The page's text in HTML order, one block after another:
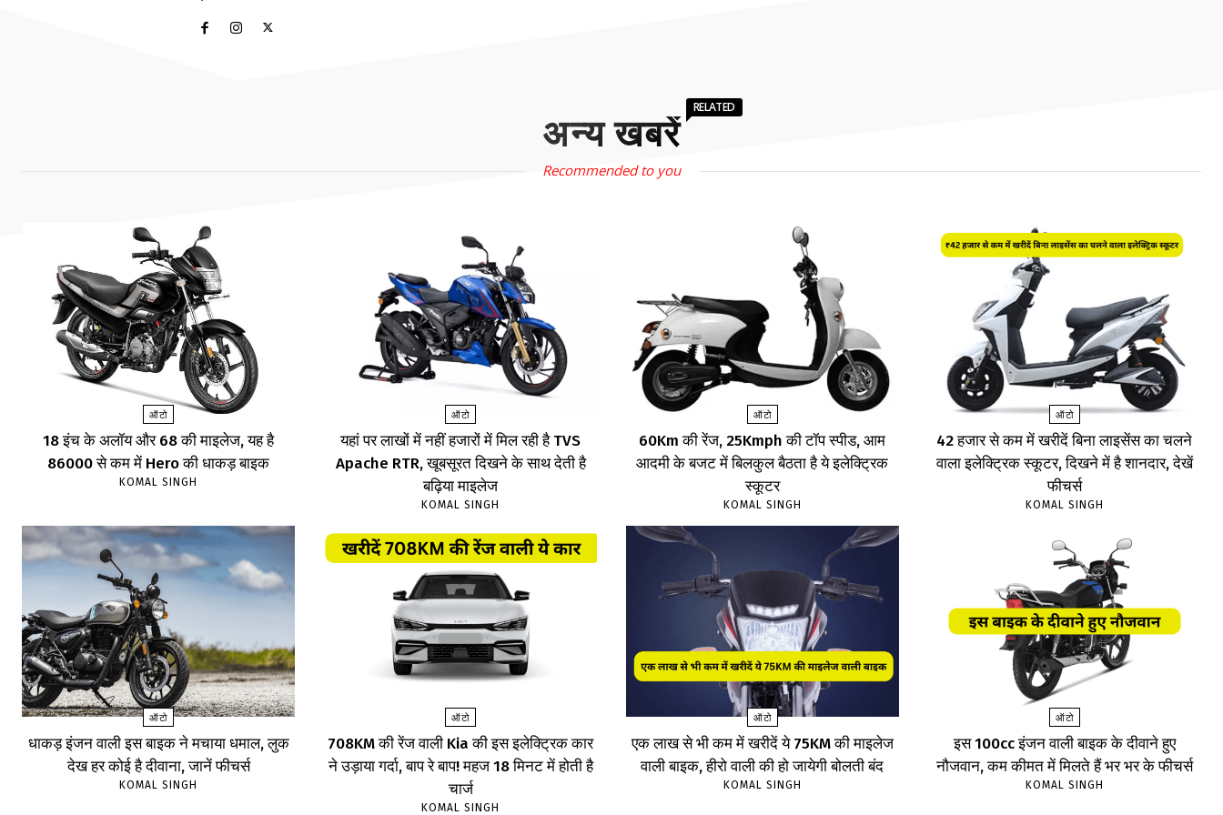
अन्य खबरें
RELATED
Recommended to you
ऑटो
18 इंच के अलॉय और 68 की माइलेज, यह है
86000 से कम में Hero की धाकड़ बाइक
KOMAL SINGH
ऑटो
यहां पर लाखों में नहीं हजारों में मिल रही है TVS
Apache RTR, खूबसूरत दिखने के साथ देती है
बढ़िया माइलेज
KOMAL SINGH
ऑटो
60Km की रेंज, 25Kmph की टॉप स्पीड, आम
आदमी के बजट में बिलकुल बैठता है ये इलेक्ट्रिक
स्कूटर
KOMAL SINGH
ऑटो
₹42 हजार से कम में खरीदें बिना लाइसेंस का चलने
वाला इलेक्ट्रिक स्कूटर, दिखने में है शानदार, देखें
फीचर्स
KOMAL SINGH
ऑटो
धाकड़ इंजन वाली इस बाइक ने मचाया धमाल, लुक
देख हर कोई है दीवाना, जानें फीचर्स
KOMAL SINGH
ऑटो
708KM की रेंज वाली Kia की इस इलेक्ट्रिक कार
ने उड़ाया गर्दा, बाप रे बाप! महज 18 मिनट में होती है
चार्ज
KOMAL SINGH
ऑटो
एक लाख से भी कम में खरीदें ये 75KM की माइलेज
वाली बाइक, हीरो वाली की हो जायेगी बोलती बंद
KOMAL SINGH
ऑटो
इस 100cc इंजन वाली बाइक के दीवाने हुए
नौजवान, कम कीमत में मिलते हैं भर भर के फीचर्स
KOMAL SINGH